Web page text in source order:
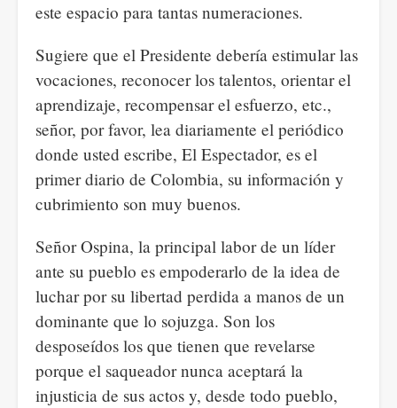
este espacio para tantas numeraciones.
Sugiere que el Presidente debería estimular las
vocaciones, reconocer los talentos, orientar el
aprendizaje, recompensar el esfuerzo, etc.,
señor, por favor, lea diariamente el periódico
donde usted escribe, El Espectador, es el
primer diario de Colombia, su información y
cubrimiento son muy buenos.
Señor Ospina, la principal labor de un líder
ante su pueblo es empoderarlo de la idea de
luchar por su libertad perdida a manos de un
dominante que lo sojuzga. Son los
desposeídos los que tienen que revelarse
porque el saqueador nunca aceptará la
injusticia de sus actos y, desde todo pueblo,